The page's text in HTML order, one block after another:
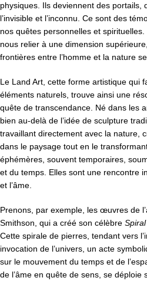
physiques. Ils deviennent des portails,
l’invisible et l’inconnu. Ce sont des
nos quêtes personnelles et
nous relier à une dimension
frontières entre l’homme et la nature
Le Land Art, cette forme artistique qui
éléments naturels, trouve ainsi une
quête de transcendance. Né dans les
bien au-delà de l’idée de sculpture
travaillant directement avec la nature,
dans le paysage tout en le
éphémères, souvent temporaires,
et du temps. Elles sont une rencontre
et l’âme.
Prenons, par exemple, les œuvres de
Smithson, qui a créé son célèbre
Cette spirale de pierres, tendant vers
invocation de l’univers, un acte
sur le mouvement du temps et de
de l’âme en quête de sens, se déploie